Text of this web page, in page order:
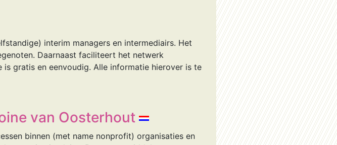
interim managers en intermediairs. Het
Daarnaast faciliteert het netwerk
gratis en eenvoudig. Alle informatie hierover is te
van Oosterhout
binnen (met name nonprofit) organisaties en